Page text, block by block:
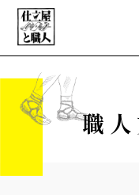
職